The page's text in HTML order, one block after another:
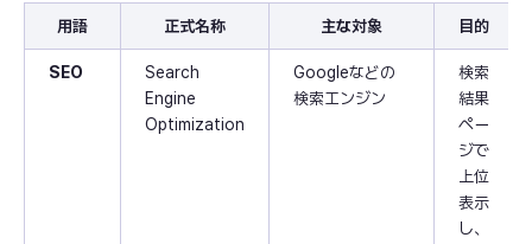
用語 正式名称 主な対象 目的
SEO
Search
Engine
Optimization
Googleなどの
検索エンジン
検索
結果
ペー
ジで
上位
表示
し、